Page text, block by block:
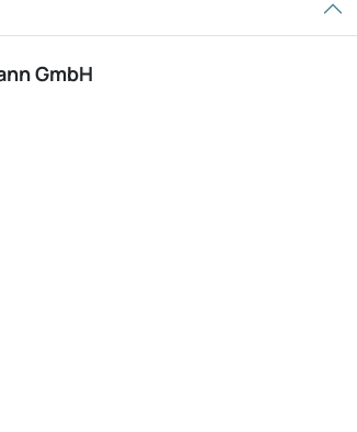
GmbH